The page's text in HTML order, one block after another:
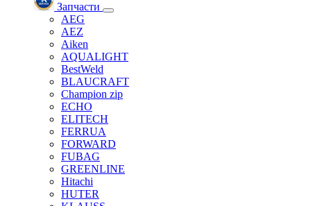
Запчасти
AEG
AEZ
Aiken
AQUALIGHT
BestWeld
BLAUCRAFT
Champion zip
ECHO
ELITECH
FERRUA
FORWARD
FUBAG
GREENLINE
Hitachi
HUTER